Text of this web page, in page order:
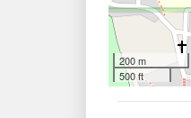
200 m
500 ft